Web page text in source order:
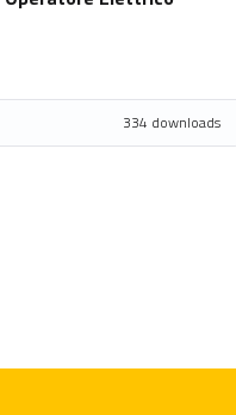
334 downloads